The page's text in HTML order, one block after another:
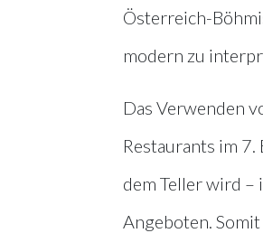
Österreich-
modern zu
Das Verwenden
Restaurants im
dem Teller wird –
Angeboten.